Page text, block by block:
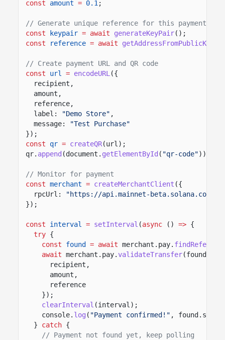
const amount = 0.1 ;
// Generate unique reference for this payment
const
keypair = await generateKeyPair();
const
reference = await getAddressFromPublicKey
// Create payment URL and QR code
const
url = encodeURL ({
recipient,
amount,
reference,
label:
"Demo Store" ,
message:
"Test Purchase"
});
const
qr = createQR(url);
qr. append (document. getElementById ( "qr-code"));
// Monitor for payment
const merchant = createMerchantClient ({
rpcUrl:
"https://api.mainnet-beta.solana.com"
});
const interval = setInterval (async () => {
try {
const
found = await merchant.pay.
await merchant.pay.validateTransfer
recipient,
amount,
reference
});
clearInterval (interval);
console. log ( "Payment confirmed!" ,
}
catch {
// Payment not found yet, keep polling